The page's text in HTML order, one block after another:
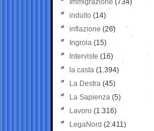
Immigrazione (734)
indulto (14)
inflazione (26)
Ingroia (15)
Interviste (16)
la casta (1.394)
La Destra (45)
La Sapienza (5)
Lavoro (1.316)
LegaNord (2.411)